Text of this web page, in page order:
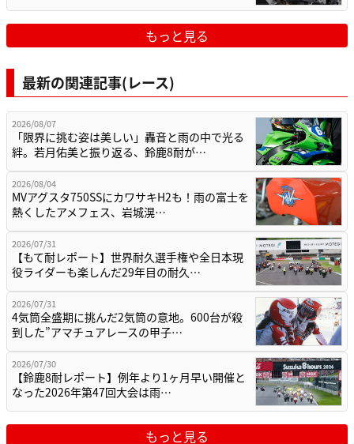
もっと見る
最新の関連記事(レース)
2026/08/07
「限界に挑む姿は美しい」轟音と雨の中で光る
絆。若月佑美と振り返る、鈴鹿8耐が…
2026/08/04
MVアグスタ750SSにカワサキH2も！雨の富士を
熱くしたアメフェス、岩城滉…
2026/07/31
【もて耐レポート】世界耐久選手権や全日本現
役ライダーも楽しんだ29年目の耐久…
2026/07/31
4気筒全盛期に挑んだ2気筒の意地。600台が殺
到した”アマチュアレースの甲子…
2026/07/30
【鈴鹿8耐レポート】例年より1ヶ月早い開催と
なった2026年第47回大会は雨…
もっと見る